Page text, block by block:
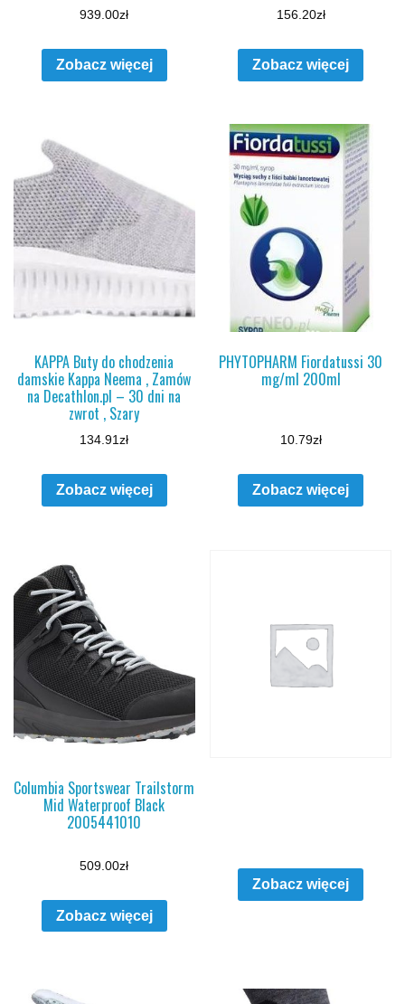
939.00zł
Zobacz więcej
156.20zł
Zobacz więcej
KAPPA Buty do chodzenia
damskie Kappa Neema , Zamów
na Decathlon.pl – 30 dni na
zwrot , Szary
134.91zł
Zobacz więcej
PHYTOPHARM Fiordatussi 30
mg/ml 200ml
10.79zł
Zobacz więcej
Columbia Sportswear Trailstorm
Mid Waterproof Black
2005441010
509.00zł
Zobacz więcej
Zobacz więcej